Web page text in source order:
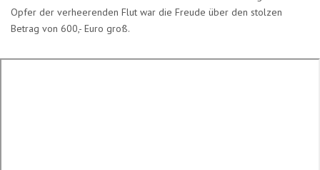
Opfer der verheerenden Flut war die Freude über den stolzen
Betrag von 600,- Euro groß.